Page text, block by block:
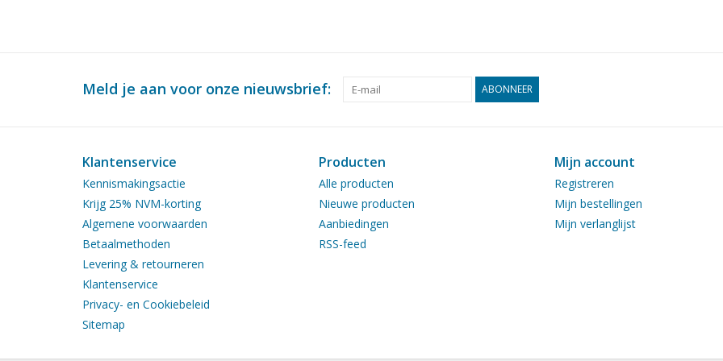
Meld je aan voor onze nieuwsbrief: ABONNEER
Klantenservice
Kennismakingsactie
Krijg 25% NVM-korting
Algemene voorwaarden
Betaalmethoden
Levering & retourneren
Klantenservice
Privacy- en Cookiebeleid
Sitemap
Producten
Alle producten
Nieuwe producten
Aanbiedingen
RSS-feed
Mijn account
Registreren
Mijn bestellingen
Mijn verlanglijst